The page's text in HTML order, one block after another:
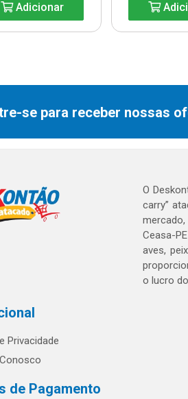
Adicionar
se para receber nossas
O
carry”
Ceasa-
aves,
o lucro
Privacidade
de Pagamento